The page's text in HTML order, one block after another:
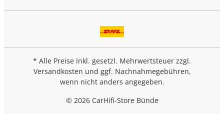
* Alle Preise inkl. gesetzl. Mehrwertsteuer zzgl.
Versandkosten und ggf. Nachnahmegebühren,
wenn nicht anders angegeben.
© 2026 CarHifi-Store Bünde